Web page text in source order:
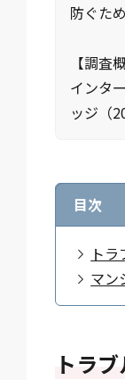
防ぐた
【調
インタ
ッジ（
目次
ト
マン
トラ